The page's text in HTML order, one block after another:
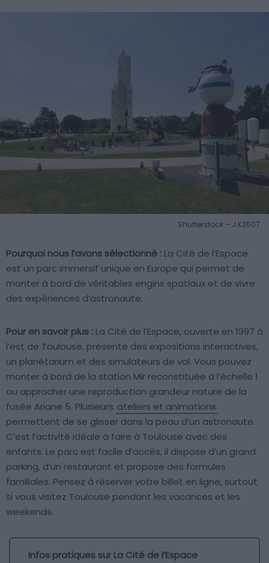
Shutterstock – J.K2507
Pourquoi nous l’avons sélectionné : La Cité de l’Espace
est un parc immersif unique en Europe qui permet de
monter à bord de véritables engins spatiaux et de vivre
des expériences d’astronaute.
Pour en savoir plus : La Cité de l’Espace, ouverte en 1997 à
l’est de Toulouse, présente des expositions interactives,
un planétarium et des simulateurs de vol. Vous pouvez
monter à bord de la station Mir reconstituée à l’échelle 1
ou approcher une reproduction grandeur nature de la
fusée Ariane 5. Plusieurs ateliers et animations
permettent de se glisser dans la peau d’un astronaute.
C’est l’activité idéale à faire à Toulouse avec des
enfants. Le parc est facile d’accès, il dispose d’un grand
parking, d’un restaurant et propose des formules
familiales. Pensez à réserver votre billet en ligne, surtout
si vous visitez Toulouse pendant les vacances et les
weekends.
Infos pratiques sur La Cité de l’Espace